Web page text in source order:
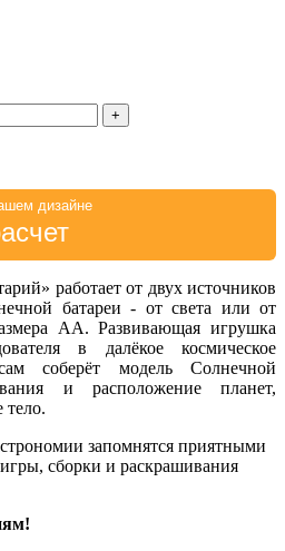
+
дизайне
работает от двух источников
батареи - от света или от
AA. Развивающая игрушка
в далёкое космическое
соберёт модель Солнечной
и расположение планет,
тело.
запомнятся приятными
сборки и раскрашивания